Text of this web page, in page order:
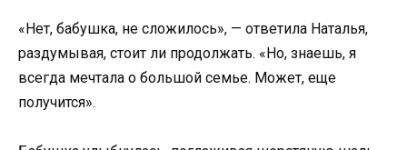
«Нет, бабушка, не сложилось», — ответила Наталья,
раздумывая, стоит ли продолжать. «Но, знаешь, я
всегда мечтала о большой семье. Может, еще
получится».